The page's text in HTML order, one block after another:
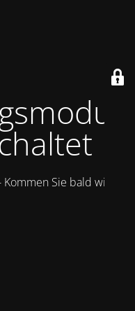
Sie bald wieder.